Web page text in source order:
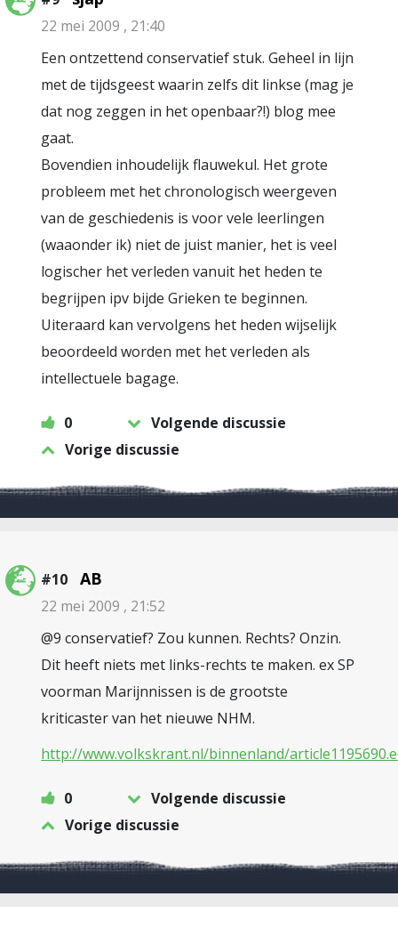
22 mei 2009 , 21:40
Een ontzettend conservatief stuk. Geheel in lijn
met de tijdsgeest waarin zelfs dit linkse (mag je
dat nog zeggen in het openbaar?!) blog mee
gaat.
Bovendien inhoudelijk flauwekul. Het grote
probleem met het chronologisch weergeven
van de geschiedenis is voor vele leerlingen
(waaonder ik) niet de juist manier, het is veel
logischer het verleden vanuit het heden te
begrijpen ipv bijde Grieken te beginnen.
Uiteraard kan vervolgens het heden wijselijk
beoordeeld worden met het verleden als
intellectuele bagage.
0
Volgende discussie
Vorige discussie
#10 AB
22 mei 2009 , 21:52
@9 conservatief? Zou kunnen. Rechts? Onzin.
Dit heeft niets met links-rechts te maken. ex SP
voorman Marijnnissen is de grootste
kriticaster van het nieuwe NHM.
http://www.volkskrant.nl/binnenland/
0
Volgende discussie
Vorige discussie